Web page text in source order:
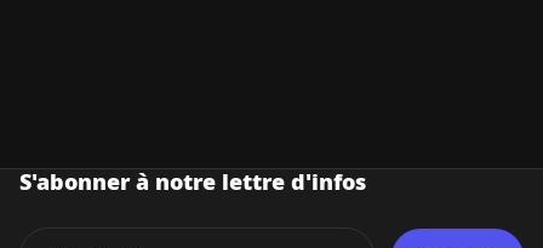
S'abonner à notre lettre d'infos